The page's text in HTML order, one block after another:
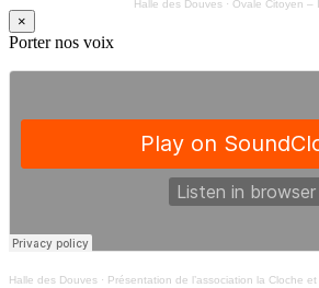
Halle des Douves· Ovale Citoyen –
×
Porter nos voix
Halle des Douves · Présentation de l’association la Cloche